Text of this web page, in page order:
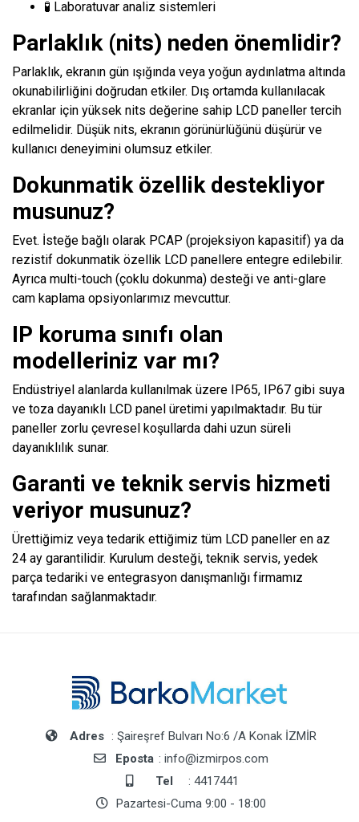
🧪 Laboratuvar analiz sistemleri
Parlaklık (nits) neden önemlidir?
Parlaklık, ekranın gün ışığında veya yoğun aydınlatma altında
okunabilirliğini doğrudan etkiler. Dış ortamda kullanılacak
ekranlar için yüksek nits değerine sahip LCD paneller tercih
edilmelidir. Düşük nits, ekranın görünürlüğünü düşürür ve
kullanıcı deneyimini olumsuz etkiler.
Dokunmatik özellik destekliyor
musunuz?
Evet. İsteğe bağlı olarak PCAP (projeksiyon kapasitif) ya da
rezistif dokunmatik özellik LCD panellere entegre edilebilir.
Ayrıca multi-touch (çoklu dokunma) desteği ve anti-glare
cam kaplama opsiyonlarımız mevcuttur.
IP koruma sınıfı olan
modelleriniz var mı?
Endüstriyel alanlarda kullanılmak üzere IP65, IP67 gibi suya
ve toza dayanıklı LCD panel üretimi yapılmaktadır. Bu tür
paneller zorlu çevresel koşullarda dahi uzun süreli
dayanıklılık sunar.
Garanti ve teknik servis hizmeti
veriyor musunuz?
Ürettiğimiz veya tedarik ettiğimiz tüm LCD paneller en az
24 ay garantilidir. Kurulum desteği, teknik servis, yedek
parça tedariki ve entegrasyon danışmanlığı firmamız
tarafından sağlanmaktadır.
Adres : Şaireşref Bulvarı No:6 /A Konak İZMİR
Eposta : info@izmirpos.com
Tel
: 4417441
Pazartesi-Cuma 9:00 - 18:00